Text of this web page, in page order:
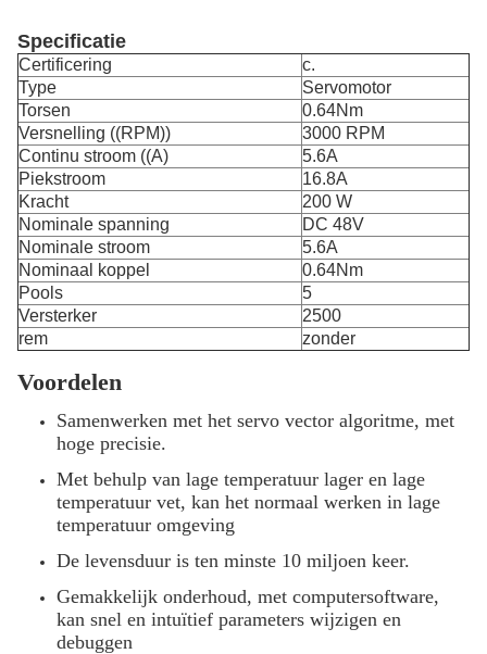
Specificatie
Certificering
c.
Type
Servomotor
Torsen
0.64Nm
Versnelling ((RPM))
3000 RPM
Continu stroom ((A)
5.6A
Piekstroom
16.8A
Kracht
200 W
Nominale spanning
DC 48V
Nominale stroom
5.6A
Nominaal koppel
0.64Nm
Pools
5
Versterker
2500
rem
zonder
Voordelen
Samenwerken met het servo vector algoritme, met
hoge precisie.
Met behulp van lage temperatuur lager en lage
temperatuur vet, kan het normaal werken in lage
temperatuur omgeving
De levensduur is ten minste 10 miljoen keer.
Gemakkelijk onderhoud, met computersoftware,
kan snel en intuïtief parameters wijzigen en
debuggen